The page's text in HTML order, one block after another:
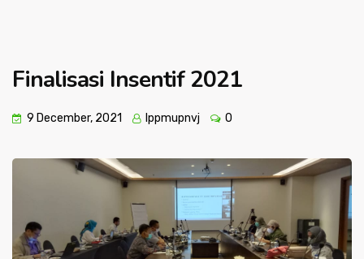
Finalisasi Insentif 2021
9 December, 2021 lppmupnvj 0